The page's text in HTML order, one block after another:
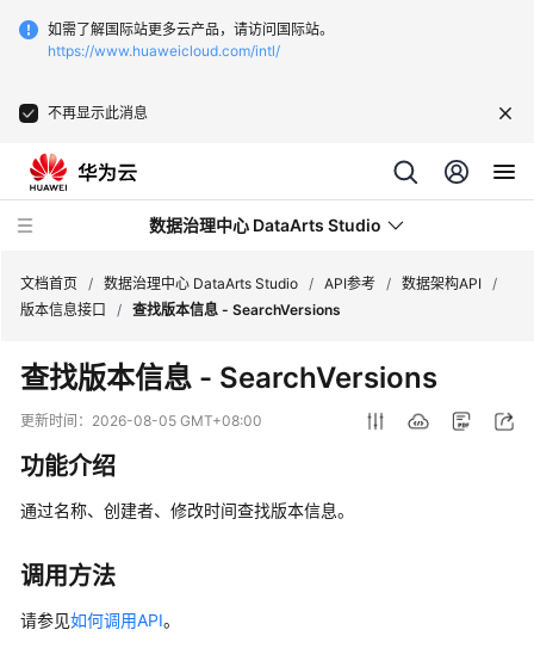
如需了解国际站更多云产品，请访问国际站。
https://www.huaweicloud.com/intl/
不再显示此消息
数据治理中心 DataArts Studio
最
新
动
务
告
产
文档首页 / 数据治理中心 DataArts Studio / API参考 / 数据架构API /
版本信息接口
/ 查找版本信息 - SearchVersions
查找版本信息 - SearchVersions
更新时间： 2026-08-05 GMT+08:00
功能介绍
通过名称、创建者、修改时间查找版本信息。
调用方法
请参见如何调用API。